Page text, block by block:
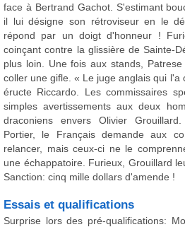
face à Bertrand Gachot. S'estimant
il lui désigne son rétroviseur en le
répond par un doigt d'honneur !
coinçant contre la glissière de Sainte-
plus loin. Une fois aux stands,
coller une gifle. « Le juge anglais qui
éructe Riccardo. Les commissaires
simples avertissements aux deux
draconiens envers Olivier
Portier, le Français demande aux
relancer, mais ceux-ci ne le
une échappatoire. Furieux, Grouillard
Sanction: cinq mille dollars d'amende !
Essais et qualifications
Surprise lors des pré-qualifications: